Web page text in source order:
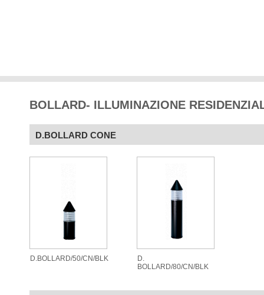
BOLLARD- ILLUMINAZIONE
D.BOLLARD CONE
D.BOLLARD/50/CN/BLK
D.
BOLLARD/80/CN/BLK